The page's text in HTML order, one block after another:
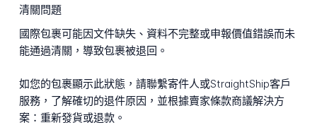
清關問題
國際包裹可能因文件缺失、資料不完整或申報價值錯誤而未
能通過清關，導致包裹被退回。
如您的包裹顯示此狀態，請聯繫寄件人或StraightShip客戶
服務，了解確切的退件原因，並根據賣家條款商議解決方
案：重新發貨或退款。